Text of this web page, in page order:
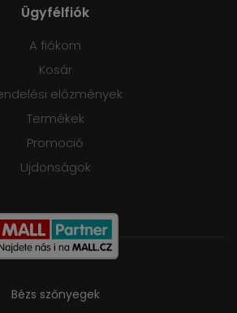
Ügyfélfiók
A fiókom
Kosár
előzmények
Termékek
Promoció
Ujdonságok
Bézs szőnyegek